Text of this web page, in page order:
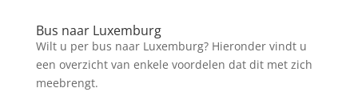
Bus naar Luxemburg
Wilt u per bus naar Luxemburg? Hieronder vindt u
een overzicht van enkele voordelen dat dit met zich
meebrengt.